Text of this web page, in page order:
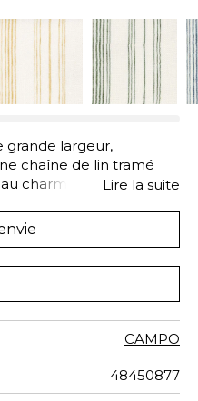
grande largeur,
chaîne de lin tramé
au charme intemporel,
Lire la suite
CAMPO
48450877